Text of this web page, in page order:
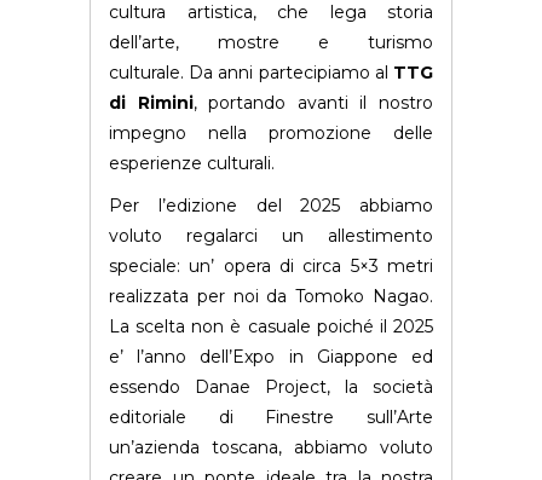
cultura artistica, che lega storia
dell’arte, mostre e turismo
culturale. Da anni partecipiamo al TTG
di Rimini, portando avanti il nostro
impegno nella promozione delle
esperienze culturali.
Per l’edizione del 2025 abbiamo
voluto regalarci un allestimento
speciale: un’ opera di circa 5×3 metri
realizzata per noi da Tomoko Nagao.
La scelta non è casuale poiché il 2025
e’ l’anno dell’Expo in Giappone ed
essendo Danae Project, la società
editoriale di Finestre sull’Arte
un’azienda toscana, abbiamo voluto